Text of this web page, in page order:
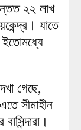
২২ লাখ
যাতে
ইতোমধ্যে
গেছে,
সীমাহীন